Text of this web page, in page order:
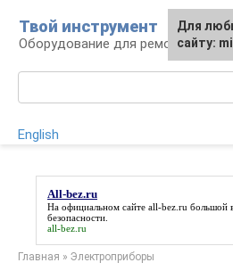
контенту
Твой инструмент
Оборудование для ремонтных
English
All-bez.ru
На официальном сайте all-bez.ru большой
безопасности.
all-bez.ru
Главная » Электроприборы
Для
сайту: